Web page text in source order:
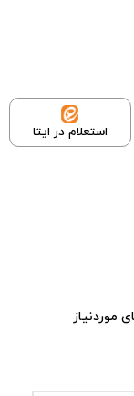
استعلام در ایتا
موردنیاز